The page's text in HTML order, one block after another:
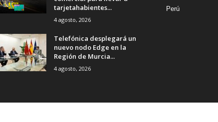
tarjetahabientes...
4 agosto, 2026
Telefónica desplegará un
nuevo nodo Edge en la
Región de Murcia...
4 agosto, 2026
Perú